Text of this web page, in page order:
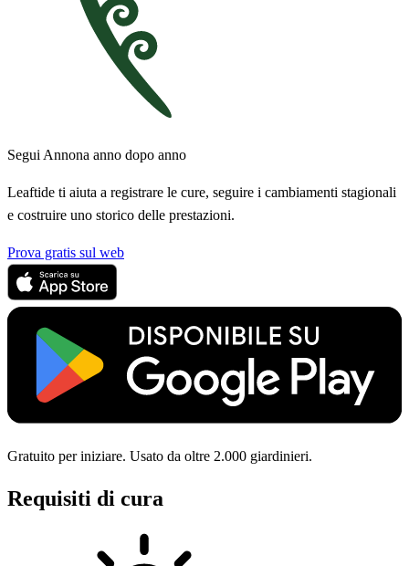
Segui Annona anno dopo anno
Leaftide ti aiuta a registrare le cure, seguire i cambiamenti stagionali
e costruire uno storico delle prestazioni.
Prova gratis sul web
Gratuito per iniziare. Usato da oltre 2.000 giardinieri.
Requisiti di cura